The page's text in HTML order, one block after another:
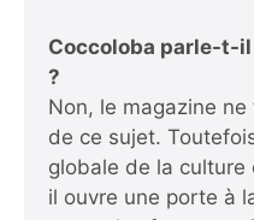
Coccoloba parle-t-
?
Non, le magazine
de ce sujet.
globale de la culture
il ouvre une porte à